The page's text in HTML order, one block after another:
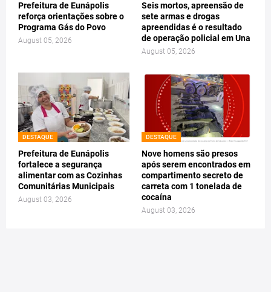
Prefeitura de Eunápolis
reforça orientações sobre o
Programa Gás do Povo
August 05, 2026
Seis mortos, apreensão de
sete armas e drogas
apreendidas é o resultado
de operação policial em Una
August 05, 2026
DESTAQUE
Prefeitura de Eunápolis
fortalece a segurança
alimentar com as Cozinhas
Comunitárias Municipais
August 03, 2026
DESTAQUE
Nove homens são presos
após serem encontrados em
compartimento secreto de
carreta com 1 tonelada de
cocaína
August 03, 2026